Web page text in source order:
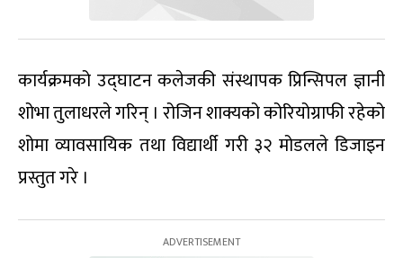
कार्यक्रमको उद्घाटन कलेजकी संस्थापक प्रिन्सिपल ज्ञानी
शोभा तुलाधरले गरिन् । रोजिन शाक्यको कोरियोग्राफी रहेको
शोमा व्यावसायिक तथा विद्यार्थी गरी ३२ मोडलले डिजाइन
प्रस्तुत गरे ।